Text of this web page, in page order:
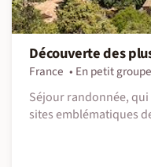
Découverte des
France En petit
Séjour randonnée, qui
sites emblématiques